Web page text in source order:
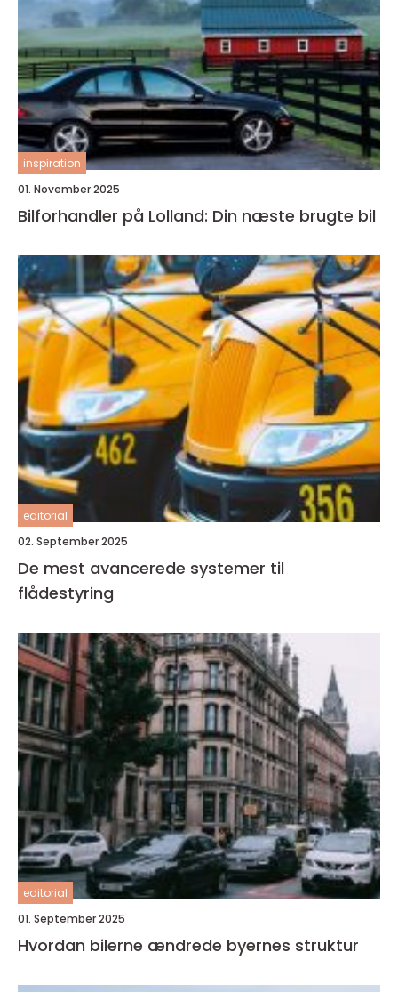
inspiration
01. November 2025
Bilforhandler på Lolland: Din næste brugte bil
editorial
02. September 2025
De mest avancerede systemer til
flådestyring
editorial
01. September 2025
Hvordan bilerne ændrede byernes struktur